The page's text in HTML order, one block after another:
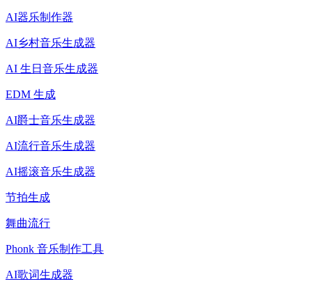
AI器乐制作器
AI乡村音乐生成器
AI 生日音乐生成器
EDM 生成
AI爵士音乐生成器
AI流行音乐生成器
AI摇滚音乐生成器
节拍生成
舞曲流行
Phonk 音乐制作工具
AI歌词生成器